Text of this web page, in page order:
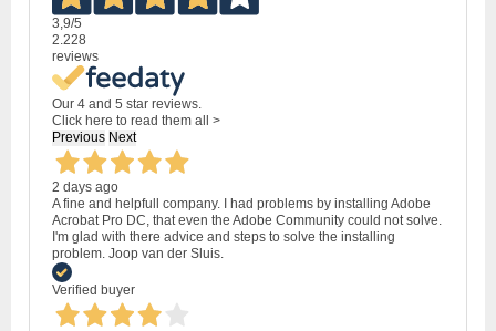
3,9/5
2.228
reviews
Our 4 and 5 star reviews.
Click here to read them all >
Previous Next
2 days ago
A fine and helpfull company. I had problems by installing Adobe
Acrobat Pro DC, that even the Adobe Community could not solve.
I'm glad with there advice and steps to solve the installing
problem. Joop van der Sluis.
Verified buyer